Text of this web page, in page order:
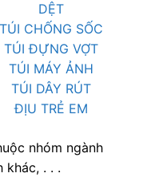
DỆT
TÚI CHỐNG SỐC
TÚI ĐỰNG VỢT
TÚI MÁY ẢNH
TÚI DÂY RÚT
ĐỊU TRẺ EM
nhóm ngành
khác, . . .